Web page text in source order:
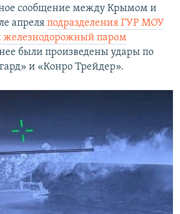
сообщение между Крымом и
апреля подразделения ГУР МОУ
железнодорожный паром
были произведены удары по
и «Конро Трейдер».